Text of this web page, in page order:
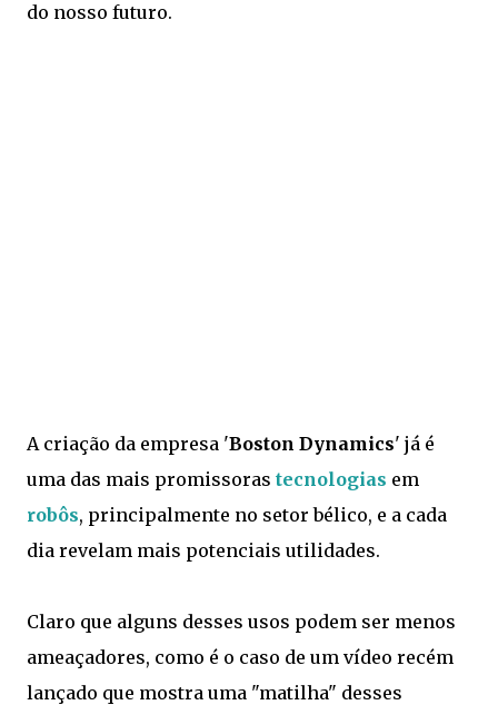
do nosso futuro.
A criação da empresa 'Boston Dynamics' já é
uma das mais promissoras tecnologias em
robôs, principalmente no setor bélico, e a cada
dia revelam mais potenciais utilidades.
Claro que alguns desses usos podem ser menos
ameaçadores, como é o caso de um vídeo recém
lançado que mostra uma "matilha" desses